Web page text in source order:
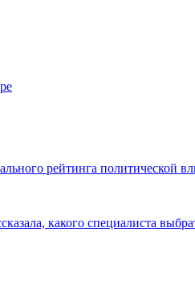
рейтинга политической
какого специалиста